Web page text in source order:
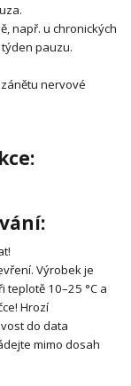
např. u chronických
pauzu.
nervové
Výrobek je
10–25 °C a
Hrozí
do data
mimo dosah